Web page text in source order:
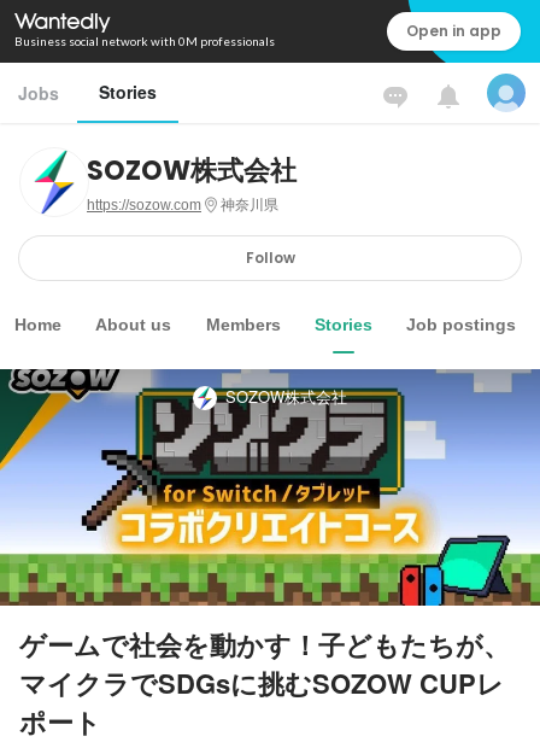
Business social network with 0M professionals Open in app
Jobs Stories
SOZOW株式会社
https://sozow.com 神奈川県
Follow
Home About us Members Stories Job postings
SOZOW株式会社
ゲームで社会を動かす！子どもたちが、
マイクラでSDGsに挑むSOZOW CUPレ
ポート